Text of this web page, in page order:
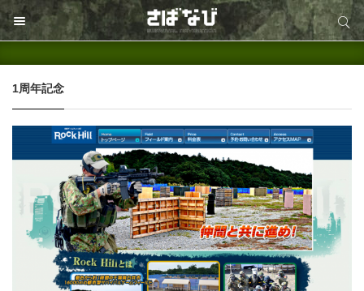
サイト内検索
1周年記念
サイト内検索